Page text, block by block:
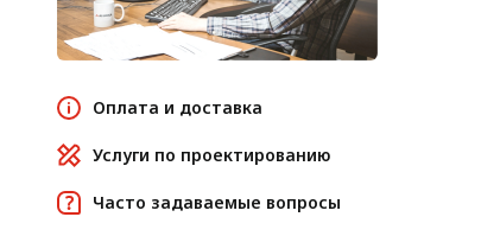
Оплата и доставка
Услуги по проектированию
Часто задаваемые вопросы